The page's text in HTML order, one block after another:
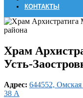
КОНТАКТЫ
Храм
Усть-
Адрес: 644552, Омская
38 А